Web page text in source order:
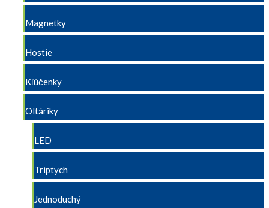
Magnetky
Hostie
Kľúčenky
Oltáriky
LED
Triptych
Jednoduchý